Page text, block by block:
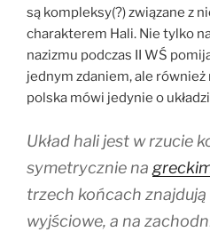
są kompleksy(?) związane z
charakterem Hali. Nie tylko
nazizmu podczas II WŚ
jednym zdaniem, ale
polska mówi jedynie o
Układ hali jest w rzucie
symetrycznie na
trzech końcach znajdują
wyjściowe, a na